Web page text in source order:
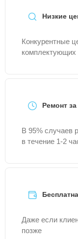
Низкие
Конкурентные
комплектующих
Ремонт
В 95% случаев
в течение 1-2
Даже если
позже